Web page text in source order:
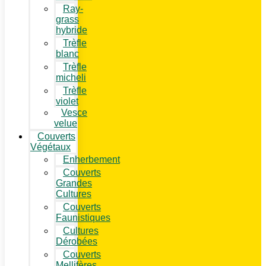
Ray-
grass
hybride
Trèfle
blanc
Trèfle
micheli
Trèfle
violet
Vesce
velue
Couverts
Végétaux
Enherbement
Couverts
Grandes
Cultures
Couverts
Faunistiques
Cultures
Dérobées
Couverts